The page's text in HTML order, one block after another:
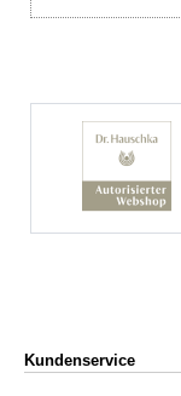
Kundenservice